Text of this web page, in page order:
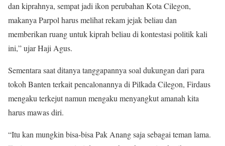
dan kiprahnya, sempat jadi ikon perubahan Kota Cilegon,
makanya Parpol harus melihat rekam jejak beliau dan
memberikan ruang untuk kiprah beliau di kontestasi politik kali
ini,” ujar Haji Agus.
Sementara saat ditanya tanggapannya soal dukungan dari para
tokoh Banten terkait pencalonannya di Pilkada Cilegon, Firdaus
mengaku terkejut namun mengaku menyangkut amanah kita
harus mawas diri.
“Itu kan mungkin bisa-bisa Pak Anang saja sebagai teman lama.